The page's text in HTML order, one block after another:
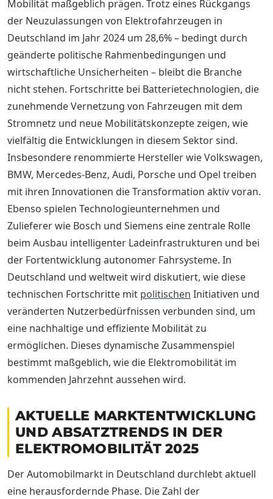
Mobilität maßgeblich prägen. Trotz eines Rückgangs
der Neuzulassungen von Elektrofahrzeugen in
Deutschland im Jahr 2024 um 28,6% – bedingt durch
geänderte politische Rahmenbedingungen und
wirtschaftliche Unsicherheiten – bleibt die Branche
nicht stehen. Fortschritte bei Batterietechnologien, die
zunehmende Vernetzung von Fahrzeugen mit dem
Stromnetz und neue Mobilitätskonzepte zeigen, wie
vielfältig die Entwicklungen in diesem Sektor sind.
Insbesondere renommierte Hersteller wie Volkswagen,
BMW, Mercedes-Benz, Audi, Porsche und Opel treiben
mit ihren Innovationen die Transformation aktiv voran.
Ebenso spielen Technologieunternehmen und
Zulieferer wie Bosch und Siemens eine zentrale Rolle
beim Ausbau intelligenter Ladeinfrastrukturen und bei
der Fortentwicklung autonomer Fahrsysteme. In
Deutschland und weltweit wird diskutiert, wie diese
technischen Fortschritte mit politischen Initiativen und
veränderten Nutzerbedürfnissen verbunden sind, um
eine nachhaltige und effiziente Mobilität zu
ermöglichen. Dieses dynamische Zusammenspiel
bestimmt maßgeblich, wie die Elektromobilität im
kommenden Jahrzehnt aussehen wird.
AKTUELLE MARKTENTWICKLUNG
UND ABSATZTRENDS IN DER
ELEKTROMOBILITÄT 2025
Der Automobilmarkt in Deutschland durchlebt aktuell
eine herausfordernde Phase. Die Zahl der